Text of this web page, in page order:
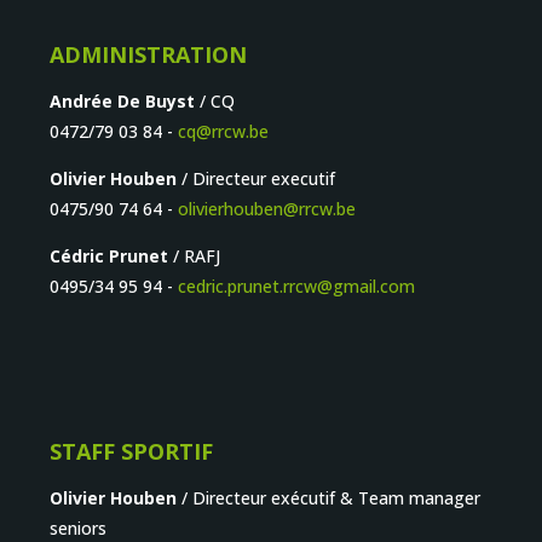
ADMINISTRATION
Andrée De Buyst / CQ
0472/79 03 84 - cq@rrcw.be
Olivier Houben / Directeur executif
0475/90 74 64 - olivierhouben@rrcw.be
Cédric Prunet / RAFJ
0495/34 95 94 - cedric.prunet.rrcw@gmail.com
STAFF SPORTIF
Olivier Houben / Directeur exécutif & Team manager
seniors